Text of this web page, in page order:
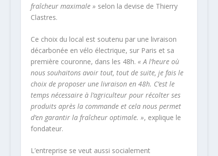
fraîcheur maximale » selon la devise de Thierry
Clastres.
Ce choix du local est soutenu par une livraison
décarbonée en vélo électrique, sur Paris et sa
première couronne, dans les 48h. « A l’heure où
nous souhaitons avoir tout, tout de suite, je fais le
choix de proposer une livraison en 48h. C’est le
temps nécessaire à l’agriculteur pour récolter ses
produits après la commande et cela nous permet
d’en garantir la fraîcheur optimale. », explique le
fondateur.
L’entreprise se veut aussi socialement